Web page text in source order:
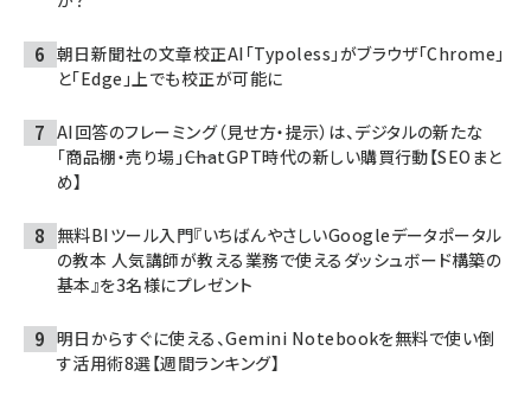
朝日新聞社の文章校正AI「Typoless」がブラウザ「Chrome」
と「Edge」上でも校正が可能に
AI回答のフレーミング（見せ方・提示）は、デジタルの新たな
「商品棚・売り場」――ChatGPT時代の新しい購買行動【SEOまと
め】
無料BIツール入門『いちばんやさしいGoogleデータポータル
の教本 人気講師が教える業務で使えるダッシュボード構築の
基本』を3名様にプレゼント
明日からすぐに使える、Gemini Notebookを無料で使い倒
す活用術8選【週間ランキング】